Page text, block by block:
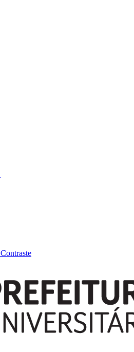
Contraste